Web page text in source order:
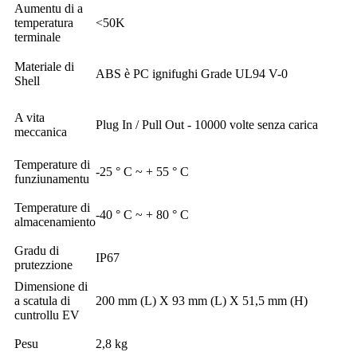
Aumentu di a
temperatura
terminale
<50K
Materiale di
Shell
ABS è PC ignifughi Grade UL94 V-0
A vita
meccanica
Plug In / Pull Out - 10000 volte senza carica
Temperature di
funziunamentu
-25 ° C ~ + 55 ° C
Temperature di
almacenamiento
-40 ° C ~ + 80 ° C
Gradu di
prutezzione
IP67
Dimensione di
a scatula di
cuntrollu EV
200 mm (L) X 93 mm (L) X 51,5 mm (H)
Pesu 2,8 kg